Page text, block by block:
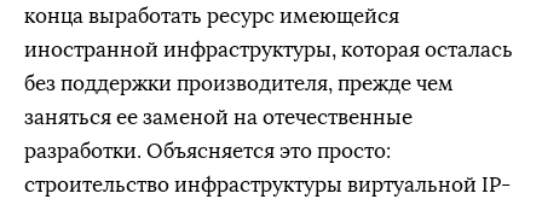
конца выработать ресурс имеющейся
иностранной инфраструктуры, которая осталась
без поддержки производителя, прежде чем
заняться ее заменой на отечественные
разработки. Объясняется это просто:
строительство инфраструктуры виртуальной IP-